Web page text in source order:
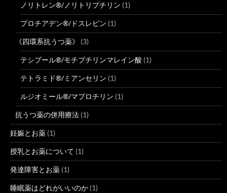
ノリトレン®/ノリトリプチリン (1)
プロチアデン®/ドスレピン (1)
《四環系抗うつ薬》 (3)
テシプール®/モチプチリンマレイン酸 (1)
テトラミド®/ミアンセリン (1)
ルジオミール®/マプロチリン (1)
抗うつ薬の併用療法 (1)
妊娠とお薬 (1)
授乳とお薬について (1)
発達障害とお薬 (1)
睡眠薬はどれがいいのか (1)